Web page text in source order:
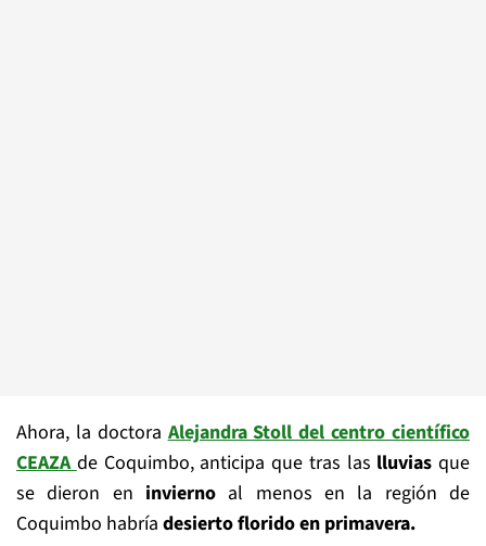
Ahora, la doctora Alejandra Stoll del centro científico
CEAZA de Coquimbo, anticipa que tras las lluvias que
se dieron en invierno al menos en la región de
Coquimbo habría desierto florido en primavera.